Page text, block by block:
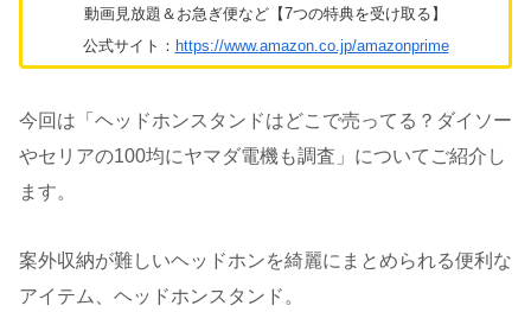
動画見放題＆お急ぎ便など【7つの特典を受け取る】
公式サイト： https://www.amazon.co.jp/amazonprime
今回は「ヘッドホンスタンドはどこで売ってる？ダイソー
やセリアの100均にヤマダ電機も調査」についてご紹介し
ます。
案外収納が難しいヘッドホンを綺麗にまとめられる便利な
アイテム、ヘッドホンスタンド。